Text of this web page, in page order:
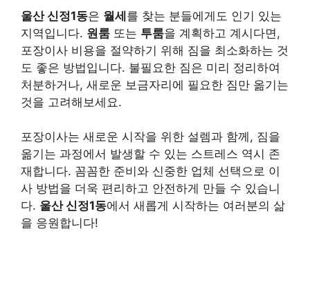
울산 신정1동은 월세를 찾는 분들에게도 인기 있는
지역입니다. 원룸 또는 투룸을 계획하고 계시다면,
포장이사 비용을 절약하기 위해 짐을 최소화하는 것
도 좋은 방법입니다. 불필요한 짐은 미리 정리하여
처분하거나, 새로운 보금자리에 필요한 짐만 옮기는
것을 고려해보세요.
포장이사는 새로운 시작을 위한 설렘과 함께, 짐을
옮기는 과정에서 발생할 수 있는 스트레스 역시 존
재합니다. 꼼꼼한 준비와 신중한 업체 선택으로 이
사 방법을 더욱 편리하고 안전하게 만들 수 있습니
다. 울산 신정1동에서 새롭게 시작하는 여러분의 삶
을 응원합니다!